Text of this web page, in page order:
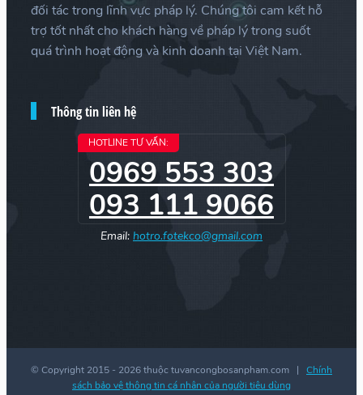
đối tác trong lĩnh vực pháp lý. Chúng tôi cam kết hỗ
trợ tốt nhất cho khách hàng về pháp lý trong suốt
quá trình hoạt động và kinh doanh tại Việt Nam.
Thông tin liên hệ
HOTLINE TƯ VẤN:
0969 553 303
093 111 9066
Email: hotro.fotekco@gmail.com
© Copyright 2015 - 2026 thuộc tuvancongbosanpham.com | Chính
sách bảo vệ thông tin cá nhân của người tiêu dùng